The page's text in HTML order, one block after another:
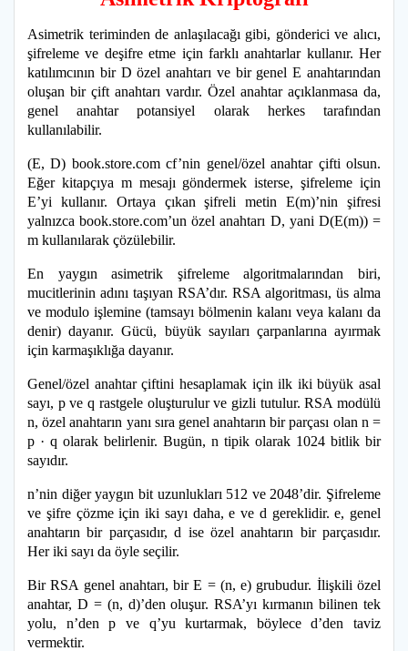
Asimetrik teriminden de anlaşılacağı gibi, gönderici ve alıcı,
şifreleme ve deşifre etme için farklı anahtarlar kullanır. Her
katılımcının bir D özel anahtarı ve bir genel E anahtarından
oluşan bir çift anahtarı vardır. Özel anahtar açıklanmasa da,
genel anahtar potansiyel olarak herkes tarafından
kullanılabilir.
(E, D) book.store.com cf’nin genel/özel anahtar çifti olsun.
Eğer kitapçıya m mesajı göndermek isterse, şifreleme için
E’yi kullanır. Ortaya çıkan şifreli metin E(m)’nin şifresi
yalnızca book.store.com’un özel anahtarı D, yani D(E(m)) =
m kullanılarak çözülebilir.
En yaygın asimetrik şifreleme algoritmalarından biri,
mucitlerinin adını taşıyan RSA’dır. RSA algoritması, üs alma
ve modulo işlemine (tamsayı bölmenin kalanı veya kalanı da
denir) dayanır. Gücü, büyük sayıları çarpanlarına ayırmak
için karmaşıklığa dayanır.
Genel/özel anahtar çiftini hesaplamak için ilk iki büyük asal
sayı, p ve q rastgele oluşturulur ve gizli tutulur. RSA modülü
n, özel anahtarın yanı sıra genel anahtarın bir parçası olan n =
p · q olarak belirlenir. Bugün, n tipik olarak 1024 bitlik bir
sayıdır.
n’nin diğer yaygın bit uzunlukları 512 ve 2048’dir. Şifreleme
ve şifre çözme için iki sayı daha, e ve d gereklidir. e, genel
anahtarın bir parçasıdır, d ise özel anahtarın bir parçasıdır.
Her iki sayı da öyle seçilir.
Bir RSA genel anahtarı, bir E = (n, e) grubudur. İlişkili özel
anahtar, D = (n, d)’den oluşur. RSA’yı kırmanın bilinen tek
yolu, n’den p ve q’yu kurtarmak, böylece d’den taviz
vermektir.